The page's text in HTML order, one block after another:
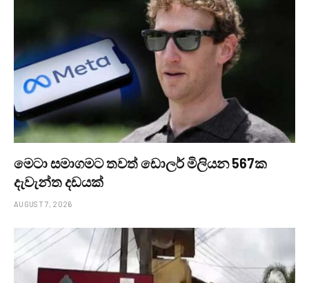
මෙටා සමාගමට තවත් ඩොලර් මිලියන 567ක
දැවැන්ත දඩයක්
AUGUST 7, 2026